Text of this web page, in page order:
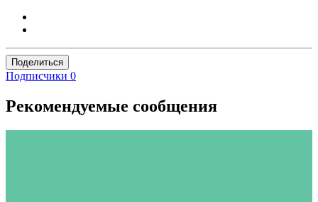
Поделиться
Подписчики 0
Рекомендуемые сообщения